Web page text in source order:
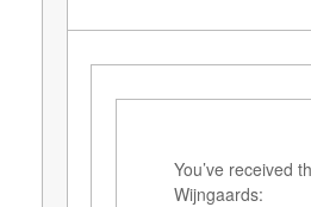
You’ve received
Wijngaards: